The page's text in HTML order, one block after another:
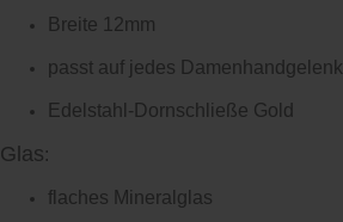
Breite 12mm
passt auf jedes Damenhandgelenk
Edelstahl-Dornschließe Gold
Glas:
flaches Mineralglas